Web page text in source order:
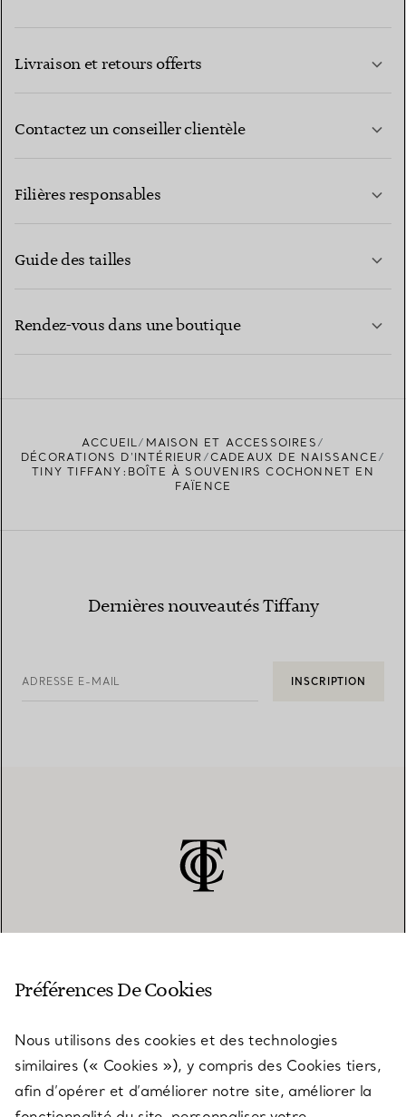
Livraison et retours offerts
Contactez un conseiller clientèle
Filières responsables
Guide des tailles
Rendez-vous dans une boutique
TROUVEZ LA BOUTIQUE LA PLUS PROCHE
ACCUEIL
MAISON ET ACCESSOIRES
DÉCORATIONS D'INTÉRIEUR
CADEAUX DE NAISSANCE
TINY TIFFANY:BOÎTE À SOUVENIRS COCHONNET EN
FAÏENCE
Dernières nouveautés Tiffany
ADRESSE E-MAIL INSCRIPTION
SERVICES
Préférences De Cookies
Nous utilisons des cookies et des technologies
similaires (« Cookies »), y compris des Cookies tiers,
afin d’opérer et d’améliorer notre site, améliorer la